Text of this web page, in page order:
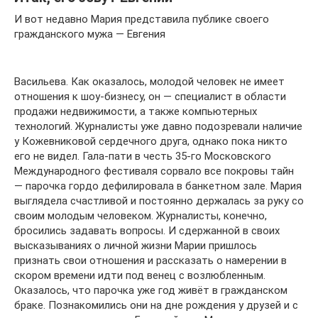
И вот недавно Мария представила публике своего
гражданского мужа — Евгения
Васильева. Как оказалось, молодой человек не имеет
отношения к шоу-бизнесу, он — специалист в области
продажи недвижимости, а также компьютерных
технологий. Журналисты уже давно подозревали наличие
у Кожевниковой сердечного друга, однако пока никто
его не видел. Гала-пати в честь 35-го Московского
Международного фестиваля сорвало все покровы тайн
— парочка гордо дефилировала в банкетном зале. Мария
выглядела счастливой и постоянно держалась за руку со
своим молодым человеком. Журналисты, конечно,
бросились задавать вопросы. И сдержанной в своих
высказываниях о личной жизни Марии пришлось
признать свои отношения и рассказать о намерении в
скором времени идти под венец с возлюбленным.
Оказалось, что парочка уже год живёт в гражданском
браке. Познакомились они на дне рождения у друзей и с